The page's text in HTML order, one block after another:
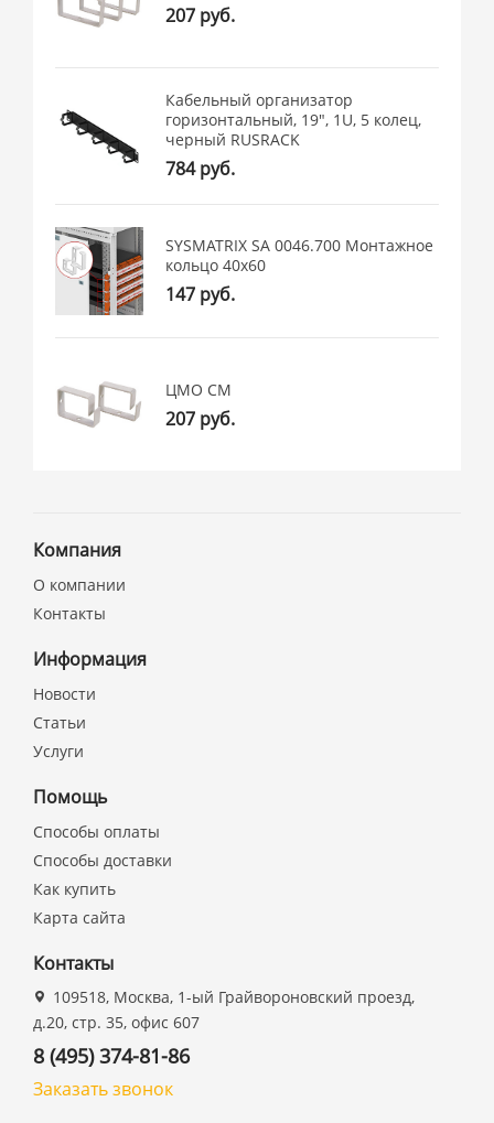
207 руб.
Кабельный организатор
горизонтальный, 19", 1U, 5 колец,
черный RUSRACK
784 руб.
SYSMATRIX SA 0046.700 Монтажное
кольцо 40x60
147 руб.
ЦМО СМ
207 руб.
Компания
О компании
Контакты
Информация
Новости
Статьи
Услуги
Помощь
Способы оплаты
Способы доставки
Как купить
Карта сайта
Контакты
109518, Москва, 1-ый Грайвороновский проезд,
д.20, стр. 35, офис 607
8 (495) 374-81-86
Заказать звонок